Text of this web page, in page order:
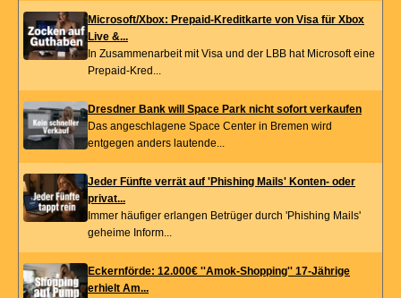
Microsoft/Xbox: Prepaid-Kreditkarte von Visa für Xbox
Live &...
In Zusammenarbeit mit Visa und der LBB hat Microsoft eine
Prepaid-Kred...
Dresdner Bank will Space Park nicht sofort verkaufen
Das angeschlagene Space Center in Bremen wird
entgegen anders lautende...
Jeder Fünfte verrät auf 'Phishing Mails' Konten- oder
privat...
Immer häufiger erlangen Betrüger durch 'Phishing Mails'
geheime Inform...
Eckernförde: 12.000€ ''Amok-Shopping'' 17-Jährige
erhielt Am...